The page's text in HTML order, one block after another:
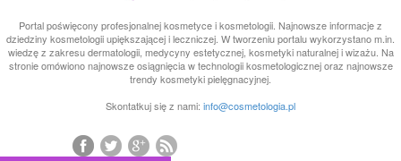
Portal poświęcony profesjonalnej kosmetyce i kosmetologii. Najnowsze informacje z
dziedziny kosmetologii upiększającej i leczniczej. W tworzeniu portalu wykorzystano m.in.
wiedzę z zakresu dermatologii, medycyny estetycznej, kosmetyki naturalnej i wizażu. Na
stronie omówiono najnowsze osiągnięcia w technologii kosmetologicznej oraz najnowsze
trendy kosmetyki pielęgnacyjnej.
Skontatkuj się z nami: info@cosmetologia.pl